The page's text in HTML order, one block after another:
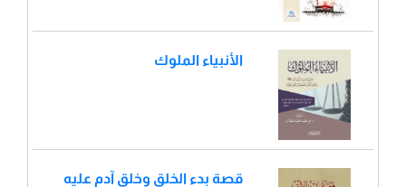
الأنبياء الملوك
قصة بدء الخلق وخلق آدم عليه